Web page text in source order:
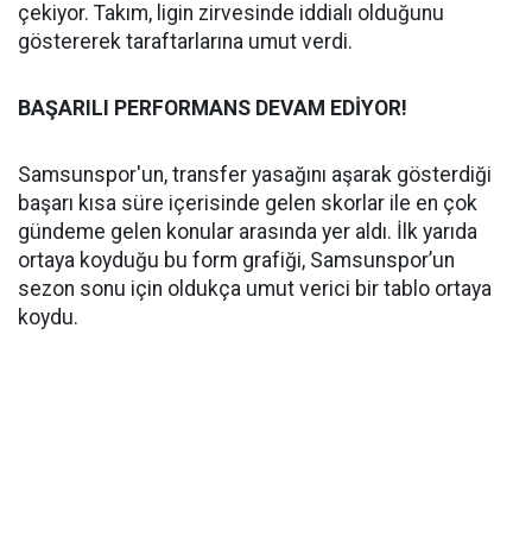
çekiyor. Takım, ligin zirvesinde iddialı olduğunu
göstererek taraftarlarına umut verdi.
BAŞARILI PERFORMANS DEVAM EDİYOR!
Samsunspor'un, transfer yasağını aşarak gösterdiği
başarı kısa süre içerisinde gelen skorlar ile en çok
gündeme gelen konular arasında yer aldı. İlk yarıda
ortaya koyduğu bu form grafiği, Samsunspor’un
sezon sonu için oldukça umut verici bir tablo ortaya
koydu.